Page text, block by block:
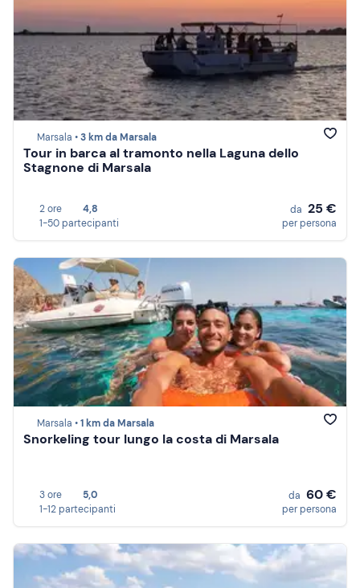
Marsala •3 km da Marsala
Tour in barca al tramonto nella Laguna dello
Stagnone di Marsala
2 ore
4,8
1-50 partecipanti
da 25 €
per persona
Marsala •1 km da Marsala
Snorkeling tour lungo la costa di Marsala
3 ore
5,0
1-12 partecipanti
da 60 €
per persona